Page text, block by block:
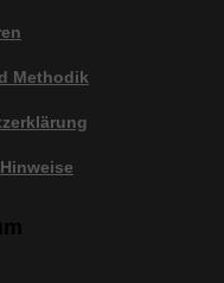
Methodik